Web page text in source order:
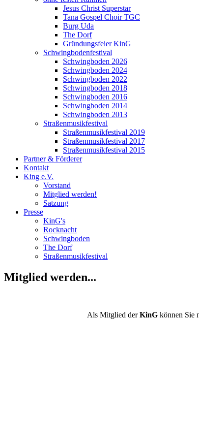
Jesus Christ Superstar
Tana Gospel Choir TGC
Burg Uda
The Dorf
Gründungsfeier KinG
Schwingbodenfestival
Schwingboden 2026
Schwingboden 2024
Schwingboden 2022
Schwingboden 2018
Schwingboden 2016
Schwingboden 2014
Schwingboden 2013
Straßenmusikfestival
Straßenmusikfestival 2019
Straßenmusikfestival 2017
Straßenmusikfestival 2015
Partner & Förderer
Kontakt
King e.V.
Vorstand
Mitglied werden!
Satzung
Presse
KinG's
Rocknacht
Schwingboden
The Dorf
Straßenmusikfestival
Mitglied werden...
Als Mitglied derKinG können Sie